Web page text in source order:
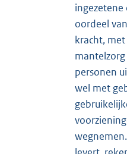
oordeel
kracht,
personen
wel met